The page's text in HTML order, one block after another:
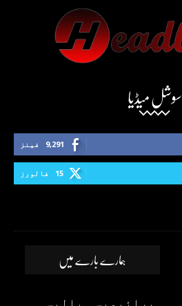
سوشل میڈیا
9,291 فینز
15 فالورز
ہمارے بارے میں